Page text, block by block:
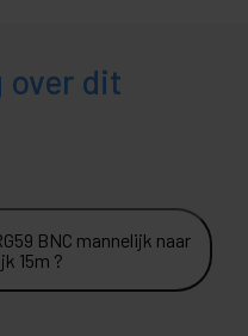
over dit
BNC mannelijk naar
15m ?